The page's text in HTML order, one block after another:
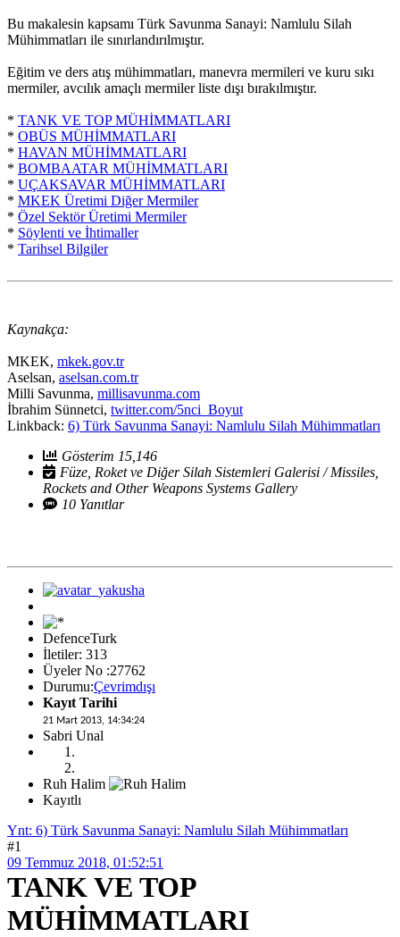
Bu makalesin kapsamı Türk Savunma Sanayi: Namlulu Silah
Mühimmatları ile sınırlandırılmıştır.
Eğitim ve ders atış mühimmatları, manevra mermileri ve kuru sıkı
mermiler, avcılık amaçlı mermiler liste dışı bırakılmıştır.
* TANK VE TOP MÜHİMMATLARI
* OBÜS MÜHİMMATLARI
* HAVAN MÜHİMMATLARI
* BOMBAATAR MÜHİMMATLARI
* UÇAKSAVAR MÜHİMMATLARI
* MKEK Üretimi Diğer Mermiler
* Özel Sektör Üretimi Mermiler
* Söylenti ve İhtimaller
* Tarihsel Bilgiler
Kaynakça:
MKEK, mkek.gov.tr
Aselsan, aselsan.com.tr
Milli Savunma, millisavunma.com
İbrahim Sünnetci, twitter.com/5nci_Boyut
Linkback: 6) Türk Savunma Sanayi: Namlulu Silah Mühimmatları
Gösterim 15,146
Füze, Roket ve Diğer Silah Sistemleri Galerisi / Missiles,
Rockets and Other Weapons Systems Gallery
10 Yanıtlar
DefenceTurk
İletiler: 313
Üyeler No :27762
Durumu:Çevrimdışı
Kayıt Tarihi
21 Mart 2013, 14:34:24
Sabri Unal
Ruh Halim
Kayıtlı
Ynt: 6) Türk Savunma Sanayi: Namlulu Silah Mühimmatları
#1
09 Temmuz 2018, 01:52:51
TANK VE TOP
MÜHİMMATLARI